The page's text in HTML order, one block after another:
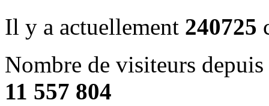
Il y a actuellement 240725
Nombre de visiteurs
11 557 804